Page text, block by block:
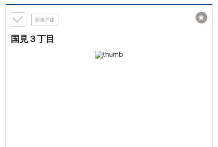
新築戸建
国見３丁目
★